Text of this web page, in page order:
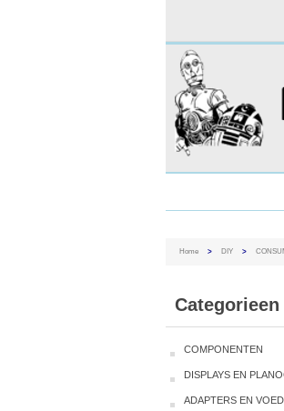
Home > DIY >
Categorieen
COMPONENTEN
DISPLAYS EN
ADAPTERS EN